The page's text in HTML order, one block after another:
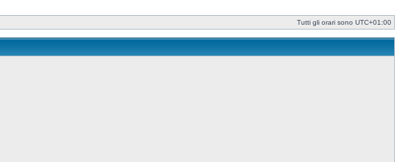
Tutti gli orari sono UTC+01:00